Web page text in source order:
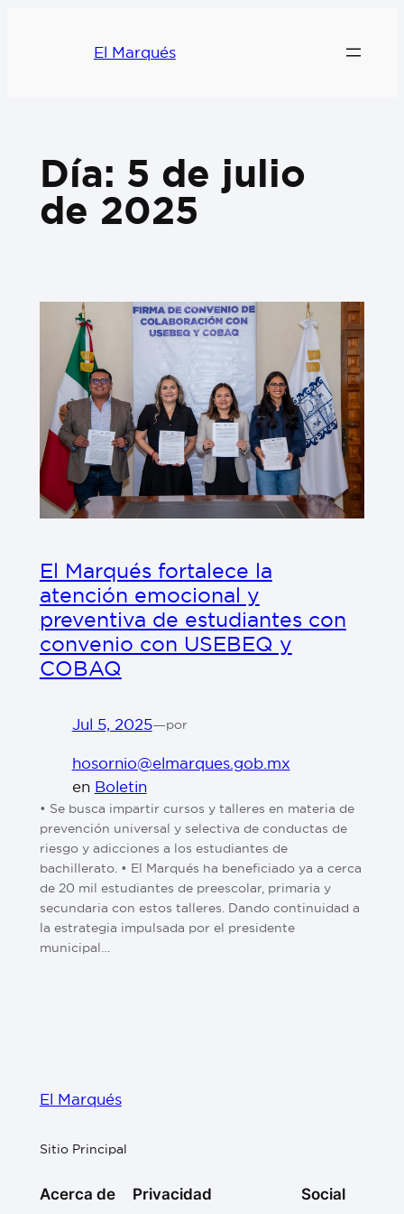
El Marqués
Día: 5 de julio
de 2025
El Marqués fortalece la
atención emocional y
preventiva de estudiantes con
convenio con USEBEQ y
COBAQ
Jul 5, 2025—por
hosornio@elmarques.gob.mx
en Boletin
•⁠ Se busca impartir cursos y talleres en materia de
prevención universal y selectiva de conductas de
riesgo y adicciones a los estudiantes de
bachillerato. •⁠ El Marqués ha beneficiado ya a cerca
de 20 mil estudiantes de preescolar, primaria y
secundaria con estos talleres. Dando continuidad a
la estrategia impulsada por el presidente
municipal…
El Marqués
Sitio Principal
Acerca de Privacidad Social